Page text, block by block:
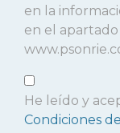
en la
en el apartado
He leído y
Condiciones